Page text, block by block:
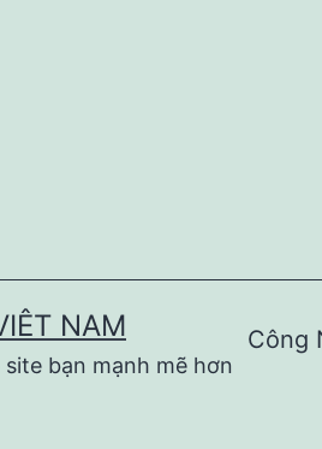
NAM
site bạn mạnh mẽ hơn
Công